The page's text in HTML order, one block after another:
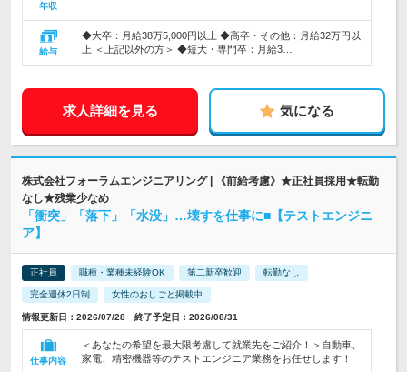
年収
給与
◆大卒：月給38万5,000円以上 ◆高卒・その他：月給32万円以
上 ＜上記以外の方＞ ◆短大・専門卒：月給3…
求人詳細を見る 気になる
株式会社フォーラムエンジニアリング | 《前給考慮》★正社員採用★転勤
なし★残業少なめ
「衝突」「落下」「水没」…壊すを仕事に■【テストエンジニ
ア】
正社員 職種・業種未経験OK 第二新卒歓迎 転勤なし
完全週休2日制 女性のおしごと掲載中
情報更新日：2026/07/28 終了予定日：2026/08/31
仕事内容
＜あなたの希望を最大限考慮して就業先をご紹介！＞自動車、
家電、精密機器等のテストエンジニア業務をお任せします！